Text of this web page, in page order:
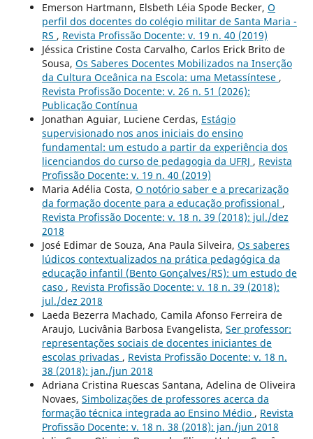
Emerson Hartmann, Elsbeth Léia Spode Becker, O
perfil dos docentes do colégio militar de Santa Maria -
RS , Revista Profissão Docente: v. 19 n. 40 (2019)
Jéssica Cristine Costa Carvalho, Carlos Erick Brito de
Sousa, Os Saberes Docentes Mobilizados na Inserção
da Cultura Oceânica na Escola: uma Metassíntese ,
Revista Profissão Docente: v. 26 n. 51 (2026):
Publicação Contínua
Jonathan Aguiar, Luciene Cerdas, Estágio
supervisionado nos anos iniciais do ensino
fundamental: um estudo a partir da experiência dos
licenciandos do curso de pedagogia da UFRJ , Revista
Profissão Docente: v. 19 n. 40 (2019)
Maria Adélia Costa, O notório saber e a precarização
da formação docente para a educação profissional ,
Revista Profissão Docente: v. 18 n. 39 (2018): jul./dez
2018
José Edimar de Souza, Ana Paula Silveira, Os saberes
lúdicos contextualizados na prática pedagógica da
educação infantil (Bento Gonçalves/RS): um estudo de
caso , Revista Profissão Docente: v. 18 n. 39 (2018):
jul./dez 2018
Laeda Bezerra Machado, Camila Afonso Ferreira de
Araujo, Lucivânia Barbosa Evangelista, Ser professor:
representações sociais de docentes iniciantes de
escolas privadas , Revista Profissão Docente: v. 18 n.
38 (2018): jan./jun 2018
Adriana Cristina Ruescas Santana, Adelina de Oliveira
Novaes, Simbolizações de professores acerca da
formação técnica integrada ao Ensino Médio , Revista
Profissão Docente: v. 18 n. 38 (2018): jan./jun 2018